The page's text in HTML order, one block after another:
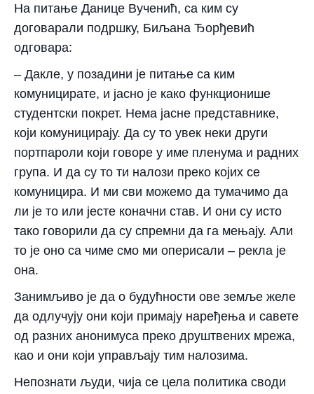
На питање Данице Вученић, са ким су
договарали подршку, Биљана Ђорђевић
одговара:
– Дакле, у позадини је питање са ким
комуницирате, и јасно је како функционише
студентски покрет. Нема јасне представнике,
који комуницирају. Да су то увек неки други
портпароли који говоре у име пленума и радних
група. И да су то ти налози преко којих се
комуницира. И ми сви можемо да тумачимо да
ли је то или јесте коначни став. И они су исто
тако говорили да су спремни да га мењају. Али
то је оно са чиме смо ми оперисали – рекла је
она.
Занимљиво је да о будућности ове земље желе
да одлучују они који примају наређења и савете
од разних анонимуса преко друштвених мрежа,
као и они који управљају тим налозима.
Непознати људи, чија се цела политика своди